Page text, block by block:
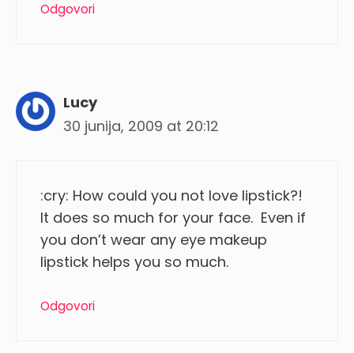
Odgovori
Lucy
30 junija, 2009 at 20:12
:cry: How could you not love lipstick?!
It does so much for your face. Even if
you don’t wear any eye makeup
lipstick helps you so much.
Odgovori